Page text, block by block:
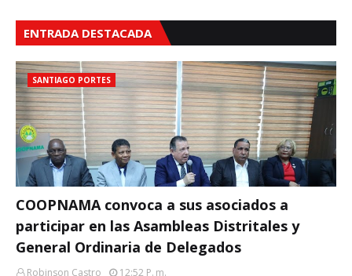
ENTRADA DESTACADA
SANTIAGO PORTES
COOPNAMA convoca a sus asociados a
participar en las Asambleas Distritales y
General Ordinaria de Delegados
Robinson Castro
12:52 P. M.